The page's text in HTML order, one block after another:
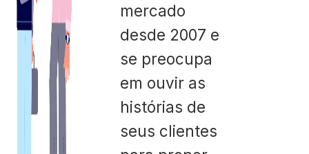
mercado
desde 2007 e
se preocupa
em ouvir as
histórias de
seus clientes